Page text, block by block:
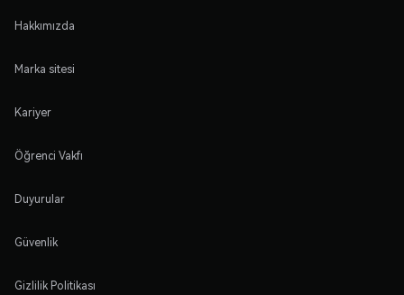
Hakkımızda
Marka sitesi
Kariyer
Öğrenci Vakfı
Duyurular
Güvenlik
Gizlilik Politikası